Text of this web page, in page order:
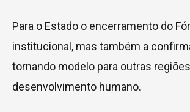
Para o Estado o encerramento do
institucional, mas também a
tornando modelo para outras
desenvolvimento humano.